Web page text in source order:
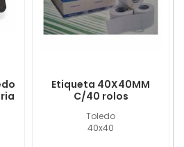
Toledo
40x40
Etiqueta 40X40MM
C/40 rolos